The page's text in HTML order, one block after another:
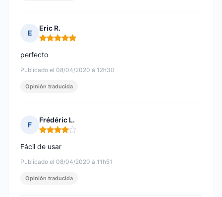
E
Eric R.
Nota: 5 de 5
Publicado el 08/04/2020 à 12h30
perfecto
Opinión traducida
F
Frédéric L.
Nota: 4 de 5
Publicado el 08/04/2020 à 11h51
Fácil de usar
Opinión traducida